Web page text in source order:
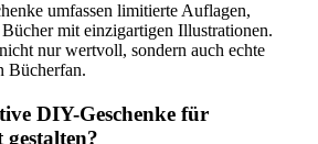
umfassen limitierte Auflagen,
mit einzigartigen Illustrationen.
nur wertvoll, sondern auch echte
Bücherfan.
DIY-Geschenke für
gestalten?